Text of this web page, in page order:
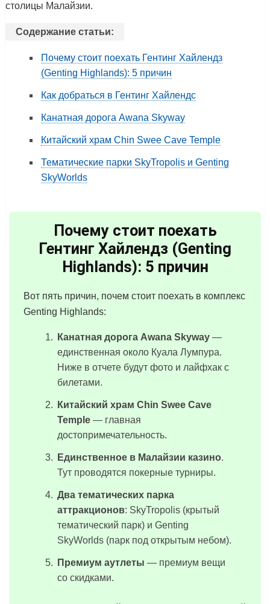
столицы Малайзии.
Содержание статьи:
Почему стоит поехать Гентинг Хайлендз
(Genting Highlands): 5 причин
Как добраться в Гентинг Хайлендс
Канатная дорога Awana Skyway
Китайский храм Chin Swee Cave Temple
Тематические парки SkyTropolis и Genting
SkyWorlds
Почему стоит поехать
Гентинг Хайлендз (Genting
Highlands): 5 причин
Вот пять причин, почем стоит поехать в комплекс
Genting Highlands:
Канатная дорога Awana Skyway —
единственная около Куала Лумпура.
Ниже в отчете будут фото и лайфхак с
билетами.
Китайский храм Chin Swee Cave
Temple — главная
достопримечательность.
Единственное в Малайзии казино.
Тут проводятся покерные турниры.
Два тематических парка
аттракционов: SkyTropolis (крытый
тематический парк) и Genting
SkyWorlds (парк под открытым небом).
Премиум аутлеты — премиум вещи
со скидками.